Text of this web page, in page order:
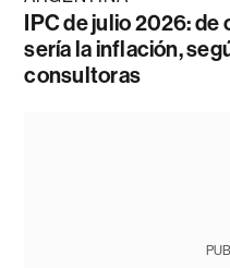
IPC de julio 2026: de
sería la inflación,
consultoras